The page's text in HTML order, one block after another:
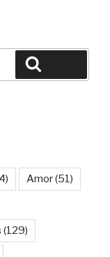
Amor(51)
(129)